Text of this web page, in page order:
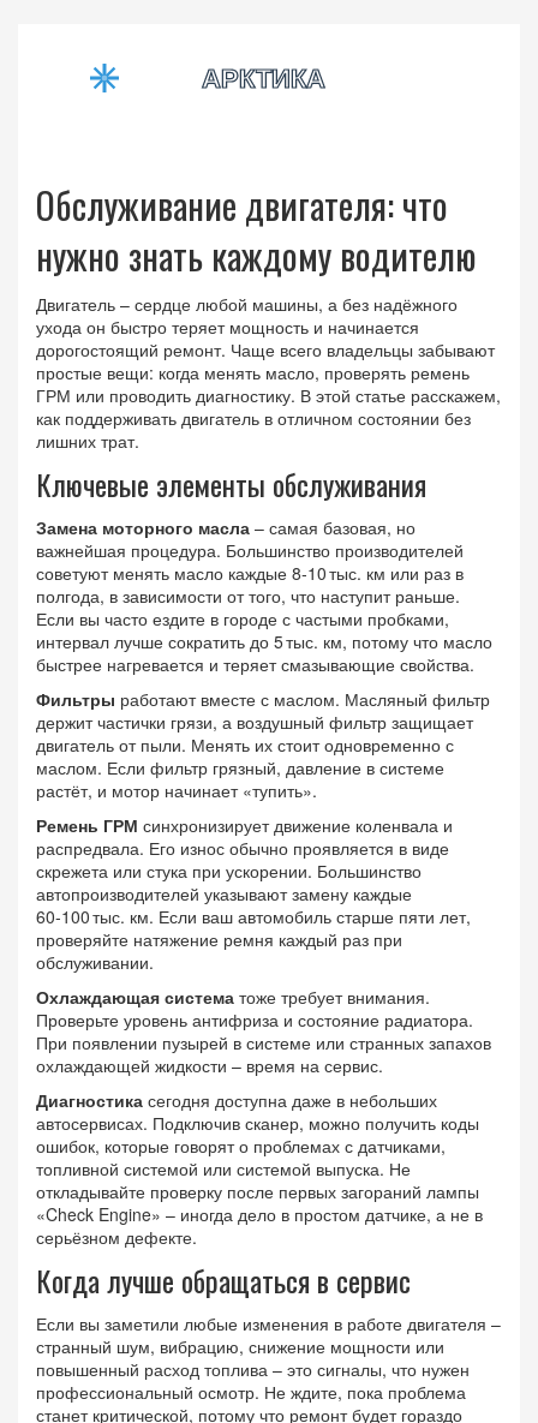
Обслуживание двигателя: что
нужно знать каждому водителю
Двигатель – сердце любой машины, а без надёжного
ухода он быстро теряет мощность и начинается
дорогостоящий ремонт. Чаще всего владельцы забывают
простые вещи: когда менять масло, проверять ремень
ГРМ или проводить диагностику. В этой статье расскажем,
как поддерживать двигатель в отличном состоянии без
лишних трат.
Ключевые элементы обслуживания
Замена моторного масла – самая базовая, но
важнейшая процедура. Большинство производителей
советуют менять масло каждые 8‑10 тыс. км или раз в
полгода, в зависимости от того, что наступит раньше.
Если вы часто ездите в городе с частыми пробками,
интервал лучше сократить до 5 тыс. км, потому что масло
быстрее нагревается и теряет смазывающие свойства.
Фильтры работают вместе с маслом. Масляный фильтр
держит частички грязи, а воздушный фильтр защищает
двигатель от пыли. Менять их стоит одновременно с
маслом. Если фильтр грязный, давление в системе
растёт, и мотор начинает «тупить».
Ремень ГРМ синхронизирует движение коленвала и
распредвала. Его износ обычно проявляется в виде
скрежета или стука при ускорении. Большинство
автопроизводителей указывают замену каждые
60‑100 тыс. км. Если ваш автомобиль старше пяти лет,
проверяйте натяжение ремня каждый раз при
обслуживании.
Охлаждающая система тоже требует внимания.
Проверьте уровень антифриза и состояние радиатора.
При появлении пузырей в системе или странных запахов
охлаждающей жидкости – время на сервис.
Диагностика сегодня доступна даже в небольших
автосервисах. Подключив сканер, можно получить коды
ошибок, которые говорят о проблемах с датчиками,
топливной системой или системой выпуска. Не
откладывайте проверку после первых загораний лампы
«Check Engine» – иногда дело в простом датчике, а не в
серьёзном дефекте.
Когда лучше обращаться в сервис
Если вы заметили любые изменения в работе двигателя –
странный шум, вибрацию, снижение мощности или
повышенный расход топлива – это сигналы, что нужен
профессиональный осмотр. Не ждите, пока проблема
станет критической, потому что ремонт будет гораздо